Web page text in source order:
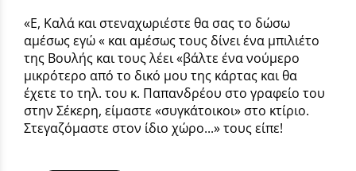
«Ε, Καλά και στεναχωριέστε θα σας το δώσω
αμέσως εγώ « και αμέσως τους δίνει ένα μπιλιέτο
της Βουλής και τους λέει «βάλτε ένα νούμερο
μικρότερο από το δικό μου της κάρτας και θα
έχετε το τηλ. του κ. Παπανδρέου στο γραφείο του
στην Σέκερη, είμαστε «συγκάτοικοι» στο κτίριο.
Στεγαζόμαστε στον ίδιο χώρο...» τους είπε!